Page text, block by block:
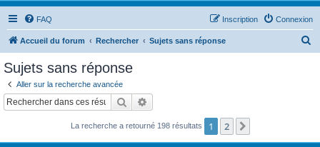
FAQ Connexion
Inscription
Accueil du forum Rechercher Sujets sans réponse
c
Sujets sans réponse
Aller sur la recherche avancée
Rechercher
La recherche a retourné 198 résultats 1 2